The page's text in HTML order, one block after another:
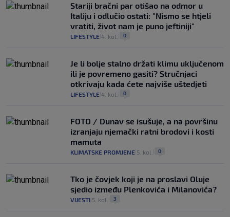
Stariji bračni par otišao na odmor u
Italiju i odlučio ostati: "Nismo se htjeli
vratiti, život nam je puno jeftiniji"
LIFESTYLE 4. kol. 0
Je li bolje stalno držati klimu uključenom
ili je povremeno gasiti? Stručnjaci
otkrivaju kada ćete najviše uštedjeti
LIFESTYLE 4. kol. 0
FOTO / Dunav se isušuje, a na površinu
izranjaju njemački ratni brodovi i kosti
mamuta
KLIMATSKE PROMJENE 5. kol. 0
Tko je čovjek koji je na proslavi Oluje
sjedio između Plenkovića i Milanovića?
VIJESTI 5. kol. 3